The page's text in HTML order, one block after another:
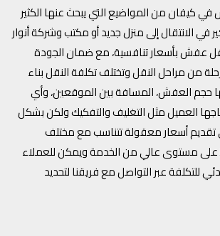
كيفان من المواضيع التي يبحث عنها الكثير
في الانتقال إلى منزل جديد أو مكتب وشركة أنوار
عفش بأسعار تنافسية، مع ضمان الجودة
من مراحل النقل وتختلف تكلفة النقل بناء
حجم العفش، المسافة بين الموقعين، وأي
العميل مثل التغليف والتفكيك ولكن بشكل
تقديم أسعار معقولة تتناسب مع مختلف
على مستوى عالي من الخدمة ويمكن للعملاء
للتكلفة عبر التواصل مع فريقنا لتحديد